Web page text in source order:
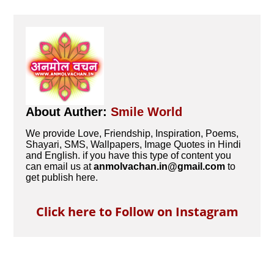
About Auther:Smile World
We provide Love, Friendship, Inspiration, Poems,
Shayari, SMS, Wallpapers, Image Quotes in Hindi
and English. if you have this type of content you
can email us atanmolvachan.in@gmail.com to
get publish here.
Click here to Follow on Instagram